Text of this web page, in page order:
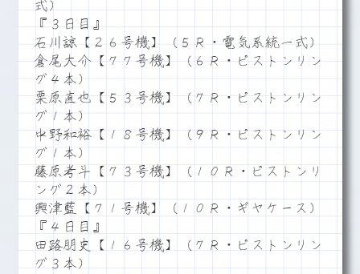
式）
『３日目』
石川諒【２６号機】（５Ｒ・電気系統一式）
倉尾大介【７７号機】（６Ｒ・ピストンリン
グ４本）
栗原直也【５３号機】（７Ｒ・ピストンリン
グ１本）
中野和裕【１８号機】（９Ｒ・ピストンリン
グ１本）
藤原考斗【７３号機】（１０Ｒ・ピストンリ
ング２本）
興津藍【７１号機】（１０Ｒ・ギヤケース）
『４日目』
田路朋史【１６号機】（７Ｒ・ピストンリン
グ３本）